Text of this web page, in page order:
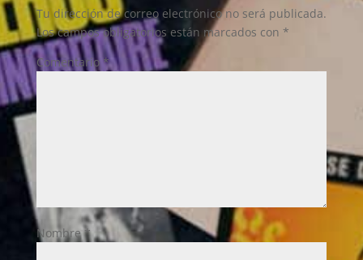
Tu dirección de correo electrónico no será publicada.
Los campos obligatorios están marcados con *
Comentario*
Nombre *